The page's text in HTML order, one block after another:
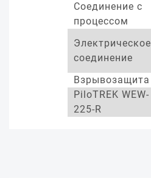
Соединение с
процессом
Электрическое
соединение
Взрывозащита
PiloTREK WEW-
225-R